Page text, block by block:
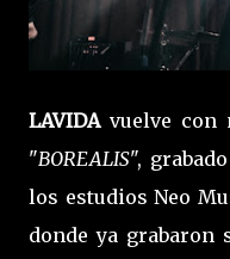
LAVIDAvuelve con
"BOREALIS",
los estudios Neo
donde ya grabaron